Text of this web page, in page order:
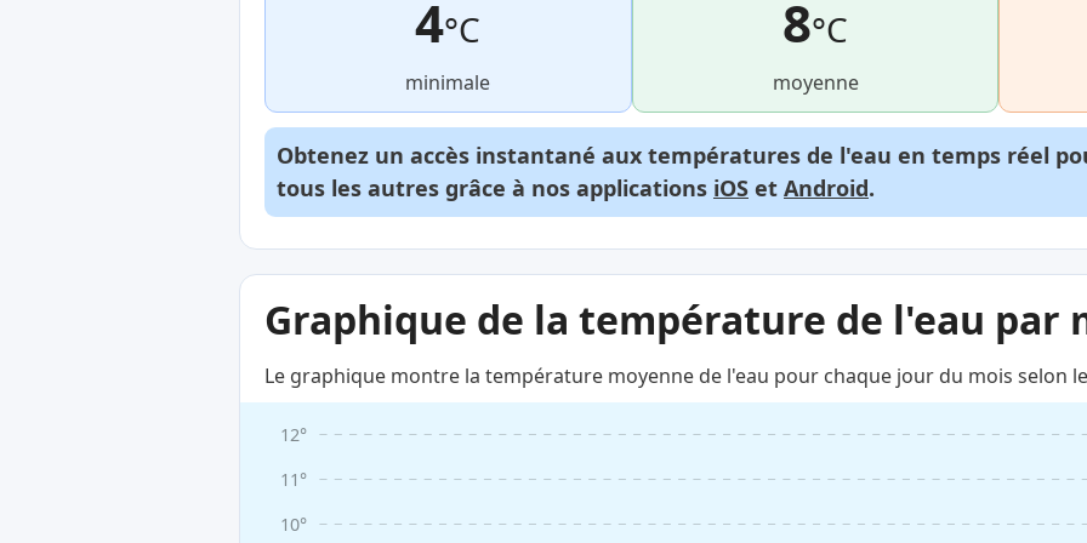
4°C
minimale
8°C
moyenne
Obtenez un accès instantané aux températures de l'eau en temps réel
tous les autres grâce à nos applications iOS et Android.
Graphique de la température de l'eau par
Le graphique montre la température moyenne de l'eau pour chaque jour du mois selon
10°
11°
12°